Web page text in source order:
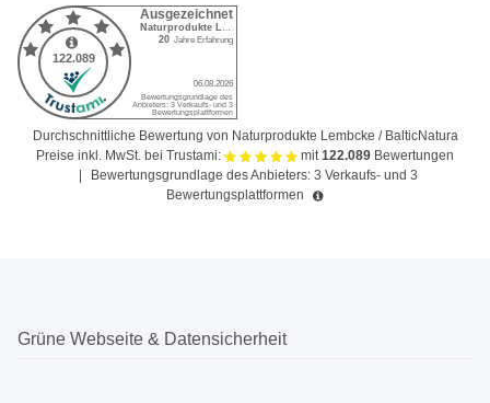
Durchschnittliche Bewertung von Naturprodukte Lembcke / BalticNatura
Preise inkl. MwSt. bei Trustami:
mit122.089 Bewertungen
Bewertungsgrundlage des Anbieters: 3 Verkaufs- und 3
Bewertungsplattformen
Grüne Webseite & Datensicherheit